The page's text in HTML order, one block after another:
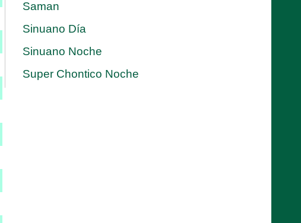
Saman
Sinuano Día
Sinuano Noche
Super Chontico Noche